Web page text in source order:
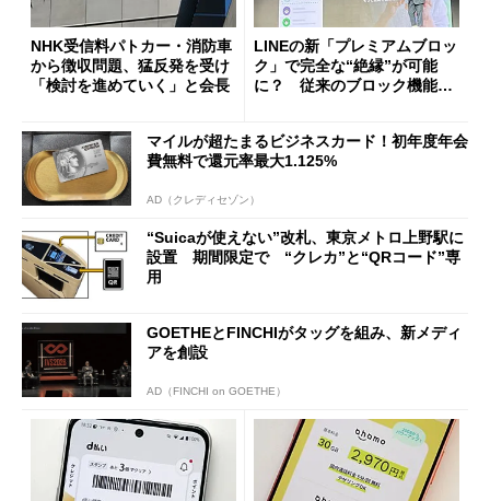
NHK受信料パトカー・消防車
から徴収問題、猛反発を受け
「検討を進めていく」と会長
LINEの新「プレミアムブロッ
ク」で完全な“絶縁”が可能
に？ 従来のブロック機能と
マイルが超たまるビジネスカード！初年度年会
費無料で還元率最大1.125%
AD（クレディセゾン）
“Suicaが使えない”改札、東京メトロ上野駅に
設置 期間限定で “クレカ”と“QRコード”専
用
GOETHEとFINCHIがタッグを組み、新メディ
アを創設
AD（FINCHI on GOETHE）